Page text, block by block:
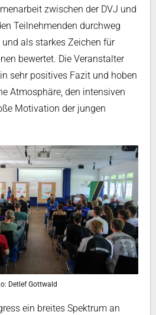
zwischen der DVJ und
Teilnehmenden durchweg
als starkes Zeichen für
bewertet. Die Veranstalter
sehr positives Fazit und hoben
Atmosphäre, den intensiven
Motivation der jungen
Detlef Gottwald
ein breites Spektrum an